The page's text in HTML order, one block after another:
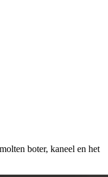
boter, kaneel en het